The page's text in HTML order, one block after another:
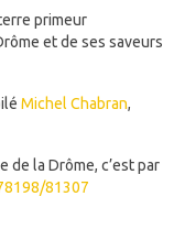
primeur
et de ses saveurs
Michel Chabran,
de la Drôme, c’est par
81307